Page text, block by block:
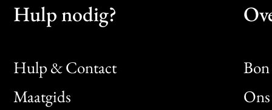
Hulp nodig?
Hulp & Contact
Maatgids